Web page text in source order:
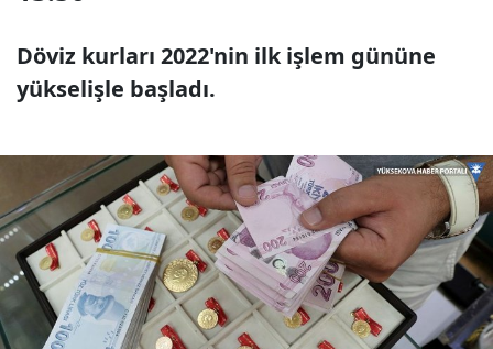
Döviz kurları 2022'nin ilk işlem gününe
yükselişle başladı.